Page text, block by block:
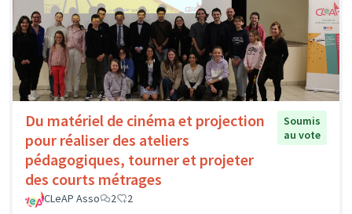
Du matériel de cinéma et projection
pour réaliser des ateliers
pédagogiques, tourner et projeter
des courts métrages
Soumis
au vote
CLeAP Asso 2 2